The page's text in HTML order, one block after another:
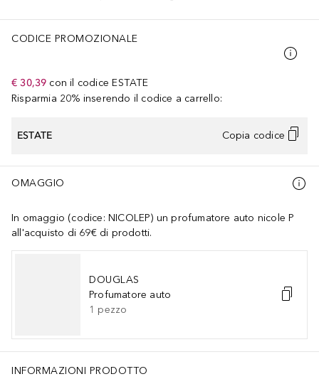
CODICE PROMOZIONALE
€ 30,39 con il codice ESTATE
Risparmia 20% inserendo il codice a carrello:
ESTATE Copia codice
OMAGGIO
In omaggio (codice: NICOLEP) un profumatore auto nicole P
all'acquisto di 69€ di prodotti.
DOUGLAS
Profumatore auto
1 pezzo
INFORMAZIONI PRODOTTO